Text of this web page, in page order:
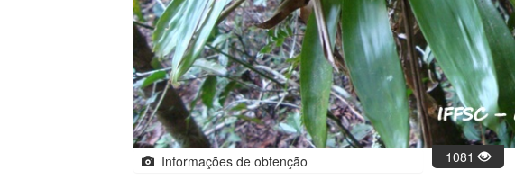
Informações de obtenção 1081